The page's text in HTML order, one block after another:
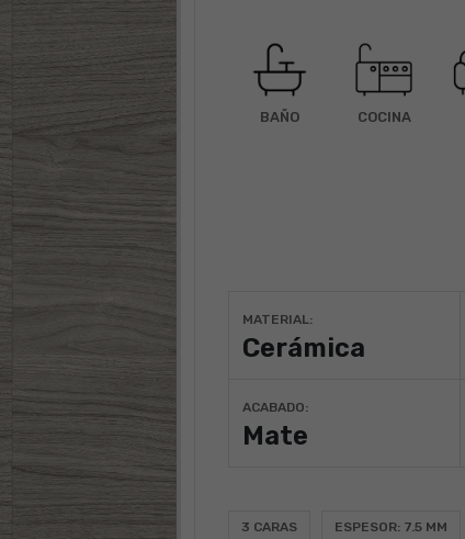
BAÑO COCINA
MATERIAL:
Cerámica
ACABADO:
Mate
3 CARAS ESPESOR: 7.5 MM